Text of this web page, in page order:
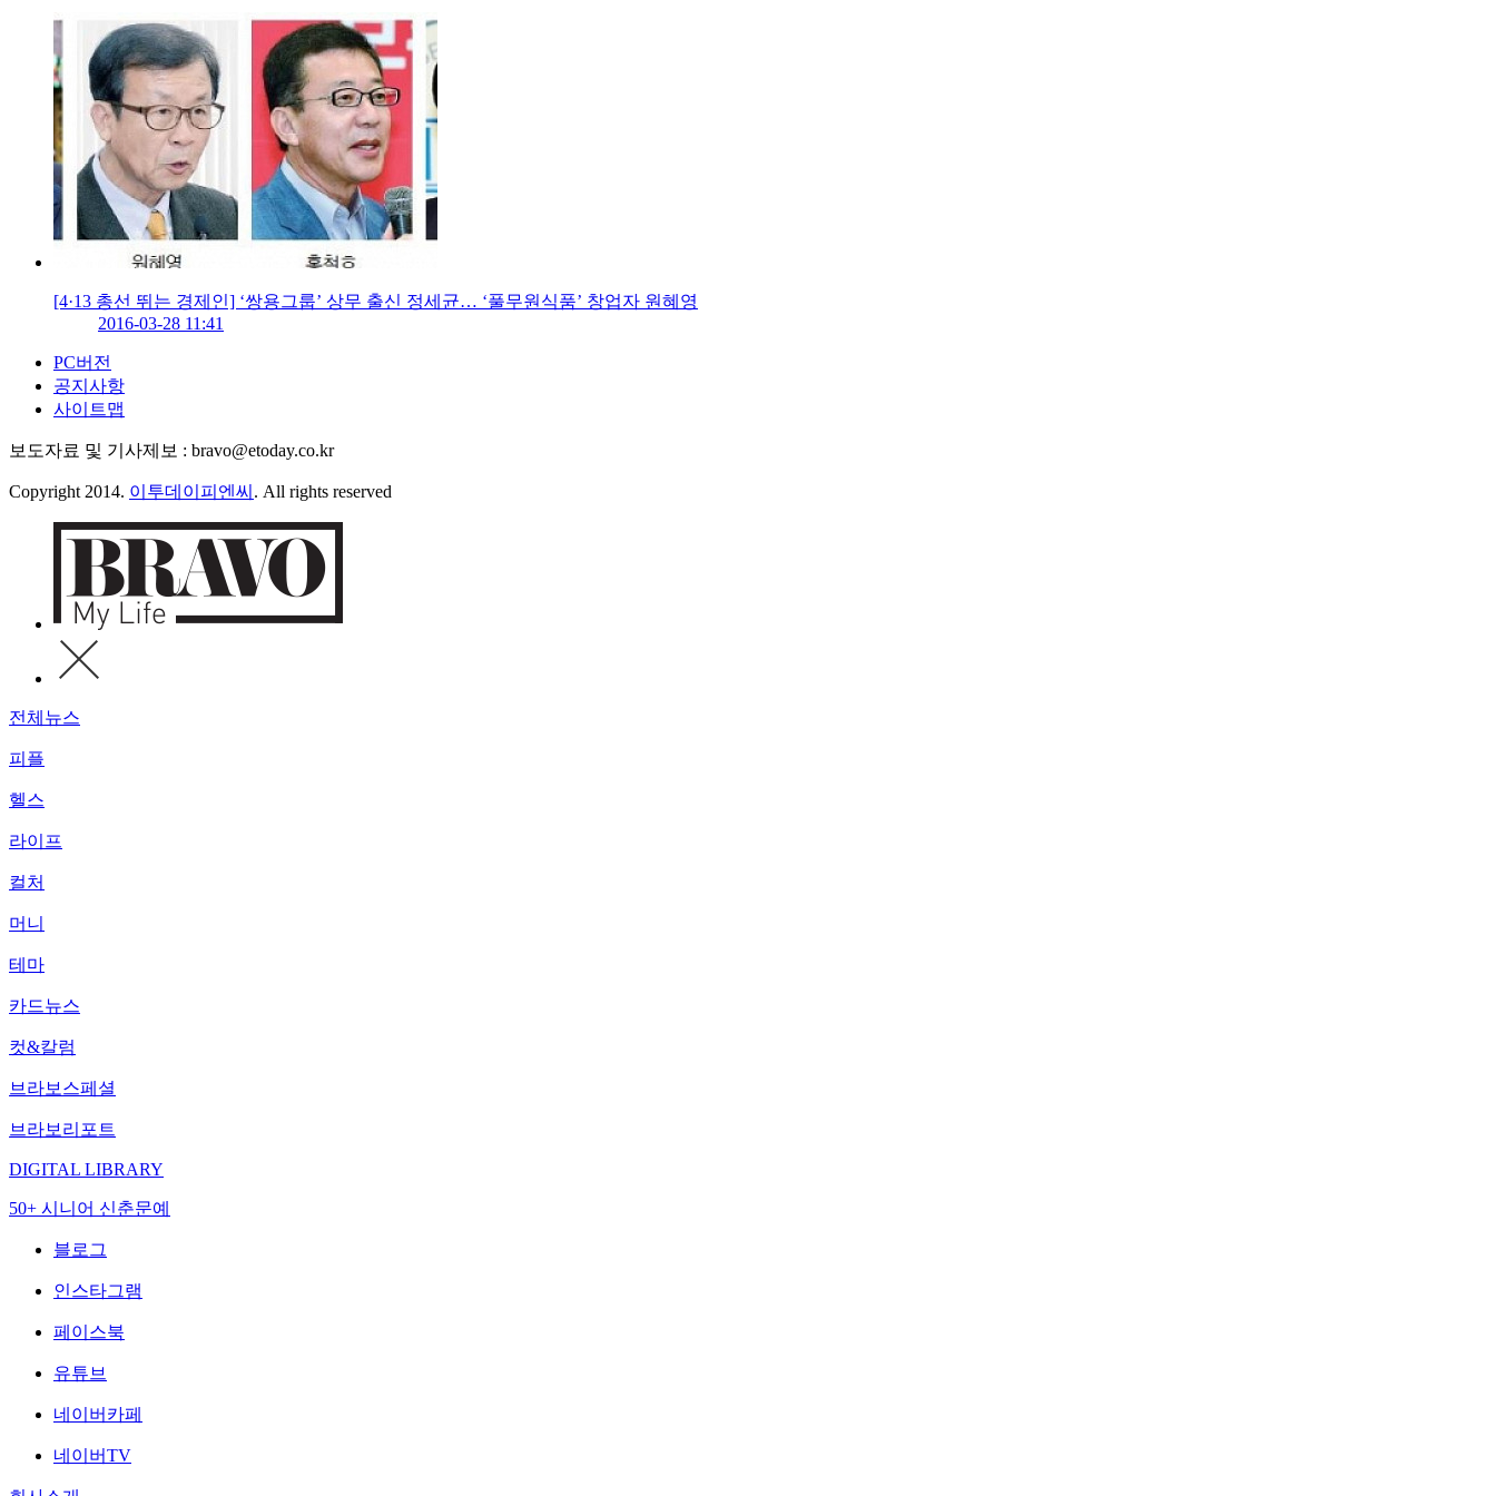
[4·13 총선 뛰는 경제인] ‘쌍용그룹’ 상무 출신 정세균… ‘풀무원식품’ 창업자 원혜영
2016-03-28 11:41
PC버전
공지사항
사이트맵
보도자료 및 기사제보 : bravo@etoday.co.kr
Copyright 2014. 이투데이피엔씨 . All rights reserved
전체뉴스
피플
헬스
라이프
컬처
머니
테마
카드뉴스
컷&칼럼
브라보스페셜
브라보리포트
DIGITAL LIBRARY
50+ 시니어 신춘문예
블로그
인스타그램
페이스북
유튜브
네이버카페
네이버TV